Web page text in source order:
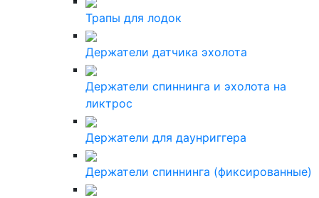
Трапы для лодок
Держатели датчика эхолота
Держатели спиннинга и эхолота на
ликтрос
Держатели для даунриггера
Держатели спиннинга (фиксированные)